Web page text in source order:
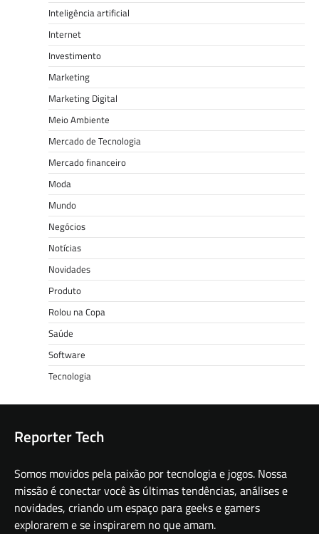
Inteligência artificial
Internet
Investimento
Marketing
Marketing Digital
Meio Ambiente
Mercado de Tecnologia
Mercado financeiro
Moda
Mundo
Negócios
Notícias
Novidades
Produto
Rolou na Copa
Saúde
Software
Tecnologia
Reporter Tech
Somos movidos pela paixão por tecnologia e jogos. Nossa
missão é conectar você às últimas tendências, análises e
novidades, criando um espaço para geeks e gamers
explorarem e se inspirarem no que amam.